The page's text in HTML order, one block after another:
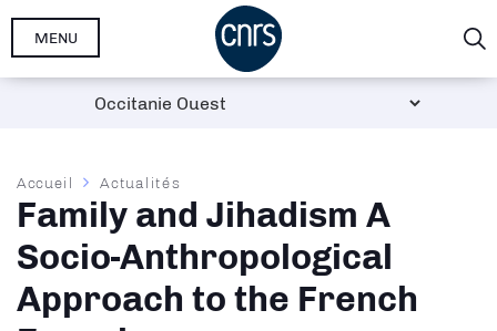
Aller
MENU
Fil
d'Ariane
Accueil Actualités
Family and Jihadism A
Socio-Anthropological
Approach to the French